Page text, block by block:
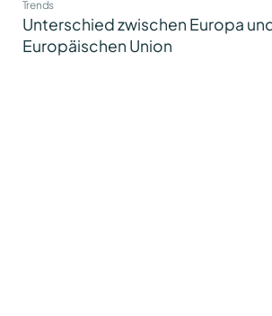
Trends
Unterschied zwischen Europa
Europäischen Union